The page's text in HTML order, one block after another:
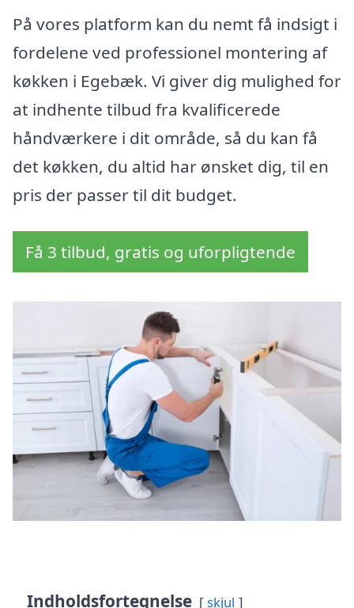
På vores platform kan du nemt få indsigt i
fordelene ved professionel montering af
køkken i Egebæk. Vi giver dig mulighed for
at indhente tilbud fra kvalificerede
håndværkere i dit område, så du kan få
det køkken, du altid har ønsket dig, til en
pris der passer til dit budget.
Få 3 tilbud, gratis og uforpligtende
Indholdsfortegnelse skjul